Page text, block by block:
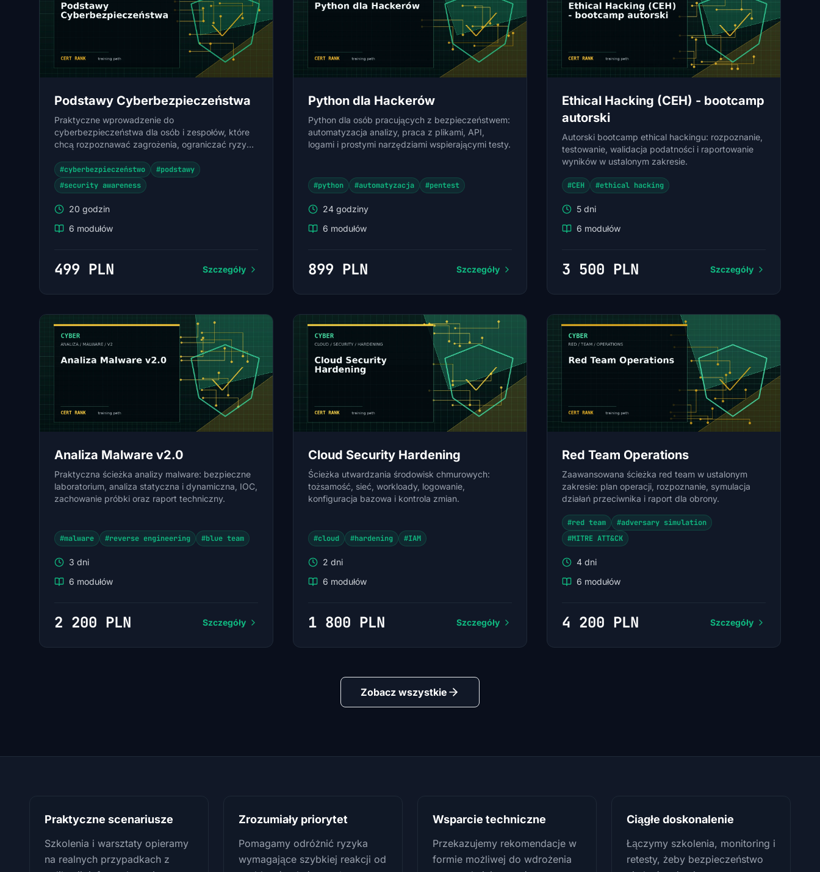
Podstawy Cyberbezpieczeństwa
Praktyczne wprowadzenie do
cyberbezpieczeństwa dla osób i zespołów, które
chcą rozpoznawać zagrożenia, ograniczać ryzyko
#cyberbezpieczeństwo
#podstawy
#security awareness
20 godzin
6 modułów
499 PLN Szczegóły
Python dla Hackerów
Python dla osób pracujących z bezpieczeństwem:
automatyzacja analizy, praca z plikami, API,
logami i prostymi narzędziami wspierającymi testy.
#python #automatyzacja #pentest
24 godziny
6 modułów
899 PLN Szczegóły
Ethical Hacking (CEH) - bootcamp
autorski
Autorski bootcamp ethical hackingu: rozpoznanie,
testowanie, walidacja podatności i raportowanie
wyników w ustalonym zakresie.
#CEH #ethical hacking
5 dni
6 modułów
3 500 PLN Szczegóły
Analiza Malware v2.0
Praktyczna ścieżka analizy malware: bezpieczne
laboratorium, analiza statyczna i dynamiczna, IOC,
zachowanie próbki oraz raport techniczny.
#malware #reverse engineering #blue team
3 dni
6 modułów
2 200 PLN Szczegóły
Cloud Security Hardening
Ścieżka utwardzania środowisk chmurowych:
tożsamość, sieć, workloady, logowanie,
konfiguracja bazowa i kontrola zmian.
#cloud #hardening #IAM
2 dni
6 modułów
1 800 PLN Szczegóły
Red Team Operations
Zaawansowana ścieżka red team w ustalonym
zakresie: plan operacji, rozpoznanie, symulacja
działań przeciwnika i raport dla obrony.
#red team
#adversary simulation
#MITRE ATT&CK
4 dni
6 modułów
4 200 PLN Szczegóły
Zobacz wszystkie
Praktyczne scenariusze
Szkolenia i warsztaty opieramy
na realnych przypadkach z
Zrozumiały priorytet
Pomagamy odróżnić ryzyka
wymagające szybkiej reakcji od
Wsparcie techniczne
Przekazujemy rekomendacje w
formie możliwej do wdrożenia
Ciągłe doskonalenie
Łączymy szkolenia, monitoring i
retesty, żeby bezpieczeństwo